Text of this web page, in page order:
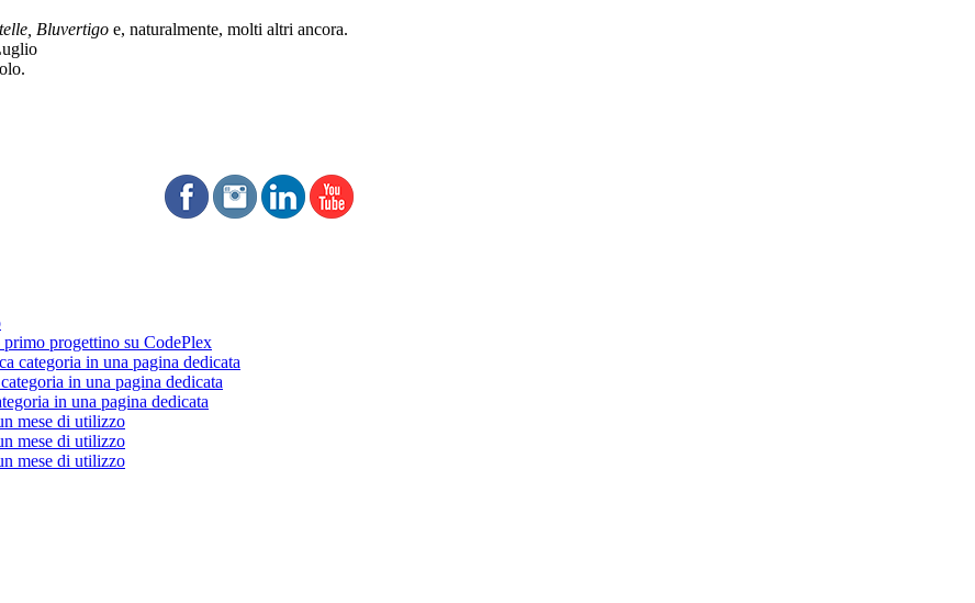
Bluvertigo e, naturalmente, molti altri ancora.
progettino su CodePlex
categoria in una pagina dedicata
in una pagina dedicata
in una pagina dedicata
mese di utilizzo
mese di utilizzo
mese di utilizzo